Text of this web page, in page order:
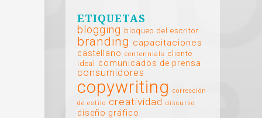
ETIQUETAS
blogging bloqueo del escritor
branding capacitaciones
castellano centennials cliente
ideal
comunicados de prensa
consumidores
copywriting
corrección
de estilo creatividad discurso
diseño gráfico